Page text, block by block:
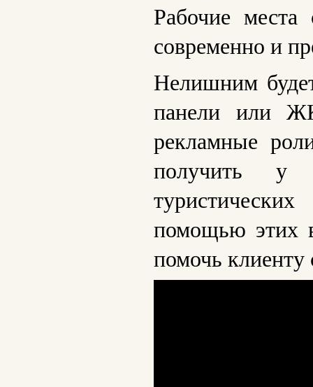
Рабочие места
современно и
Нелишним
панели или
рекламные
получить у
помощью этих
помочь